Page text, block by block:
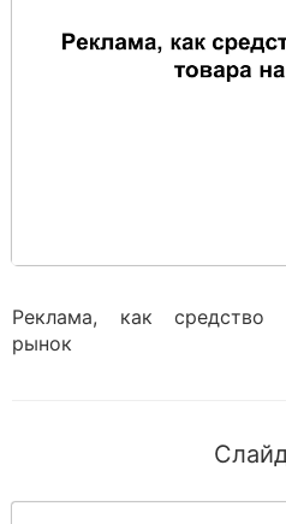
Реклама, как средство
рынок